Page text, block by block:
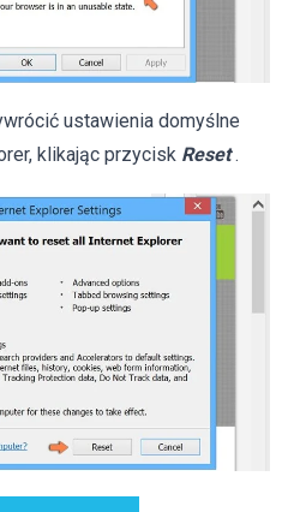
ustawienia domyślne
klikając przycisk Reset .